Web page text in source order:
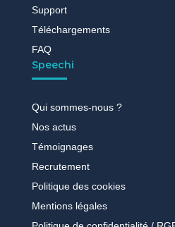
Support
Téléchargements
FAQ
Speechi
Qui sommes-nous ?
Nos actus
Témoignages
Recrutement
Politique des cookies
Mentions légales